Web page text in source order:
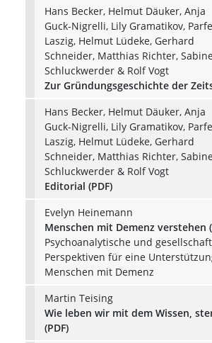
Hans Becker, Helmut Däuker, Anja
Guck-Nigrelli, Lily Gramatikov,
Laszig, Helmut Lüdeke, Gerhard
Schneider, Matthias Richter,
Schluckwerder & Rolf Vogt
Zur Gründungsgeschichte der
Hans Becker, Helmut Däuker, Anja
Guck-Nigrelli, Lily Gramatikov,
Laszig, Helmut Lüdeke, Gerhard
Schneider, Matthias Richter,
Schluckwerder & Rolf Vogt
Editorial (PDF)
Evelyn Heinemann
Menschen mit Demenz verstehen
Psychoanalytische und
Perspektiven für eine
Menschen mit Demenz
Martin Teising
Wie leben wir mit dem Wissen,
(PDF)